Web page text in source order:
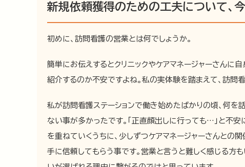
新規依頼獲得のための工夫について、
初めに、訪問看護の営業とは何でしょうか。
簡単にお伝えするとクリニックやケアマネージャーさんに
紹介するのか不安ですよね。私の実体験を踏まえて、訪問
私が訪問看護ステーションで働き始めたばかりの頃、何を
ない事が多かったです。「正直顔出しに行っても…」と不
を重ねていくうちに、少しずつケアマネージャーさんとの
手に信頼してもらう事です。営業と言うと難しく感じる方